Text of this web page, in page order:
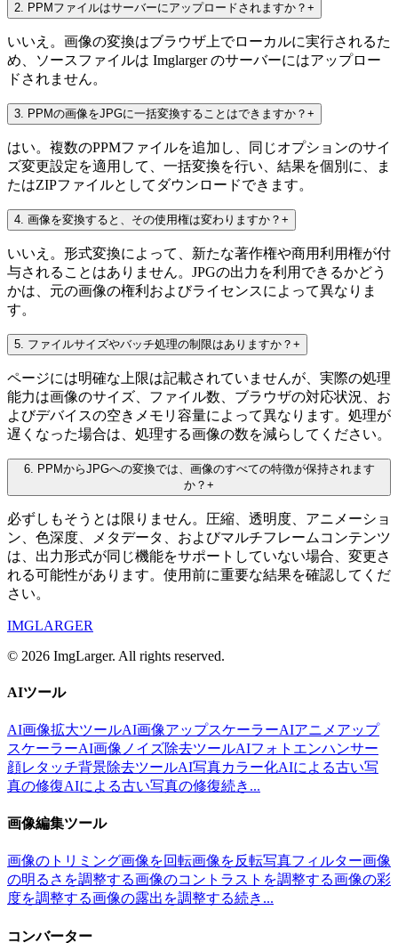
2. PPMファイルはサーバーにアップロードされますか？ +
いいえ。画像の変換はブラウザ上でローカルに実行されるた
め、ソースファイルは Imglarger のサーバーにはアップロー
ドされません。
3. PPMの画像をJPGに一括変換することはできますか？ +
はい。複数のPPMファイルを追加し、同じオプションのサイ
ズ変更設定を適用して、一括変換を行い、結果を個別に、ま
たはZIPファイルとしてダウンロードできます。
4. 画像を変換すると、その使用権は変わりますか？ +
いいえ。形式変換によって、新たな著作権や商用利用権が付
与されることはありません。JPGの出力を利用できるかどう
かは、元の画像の権利およびライセンスによって異なりま
す。
5. ファイルサイズやバッチ処理の制限はありますか？ +
ページには明確な上限は記載されていませんが、実際の処理
能力は画像のサイズ、ファイル数、ブラウザの対応状況、お
よびデバイスの空きメモリ容量によって異なります。処理が
遅くなった場合は、処理する画像の数を減らしてください。
6. PPMからJPGへの変換では、画像のすべての特徴が保持されます
か？ +
必ずしもそうとは限りません。圧縮、透明度、アニメーショ
ン、色深度、メタデータ、およびマルチフレームコンテンツ
は、出力形式が同じ機能をサポートしていない場合、変更さ
れる可能性があります。使用前に重要な結果を確認してくだ
さい。
IMGLARGER
© 2026 ImgLarger. All rights reserved.
AIツール
AI画像拡大ツールAI画像アップスケーラーAIアニメアップ
スケーラーAI画像ノイズ除去ツールAIフォトエンハンサー
顔レタッチ背景除去ツールAI写真カラー化AIによる古い写
真の修復AIによる古い写真の修復続き...
画像編集ツール
画像のトリミング画像を回転画像を反転写真フィルター画像
の明るさを調整する画像のコントラストを調整する画像の彩
度を調整する画像の露出を調整する続き...
コンバーター